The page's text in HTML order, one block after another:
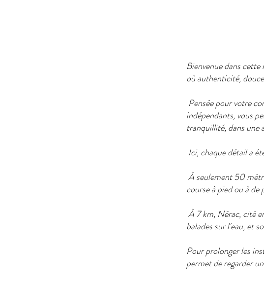
Bienvenue dans
où authenticité,
Pensée pour votre
indépendants, vous
tranquillité, dans une
Ici, chaque détail a
À seulement 50
course à pied ou à de
À 7 km, Nérac, cité
balades sur l'eau, et
Pour prolonger les
permet de regarder